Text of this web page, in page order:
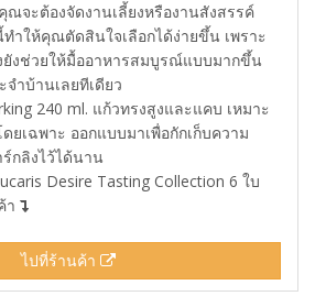
ณจะต้องจัดงานเลี้ยงหรืองานสังสรรค์
ำให้คุณตัดสินใจเลือกได้ง่ายขึ้น เพราะ
ยังช่วยให้มื้ออาหารสมบูรณ์แบบมากขึ้น
จำบ้านเลยทีเดียว
240 ml. แก้วทรงสูงและแคบ เหมาะ
ยเฉพาะ ออกแบบมาเพื่อกักเก็บความ
กลิงไว้ได้นาน
Desire Tasting Collection 6 ใบ
า
ไปที่ร้านค้า